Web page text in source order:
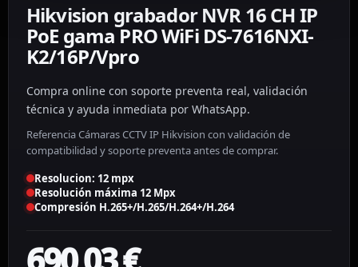
Hikvision grabador NVR 16 CH IP
PoE gama PRO WiFi DS-7616NXI-
K2/16P/Vpro
Compra online con soporte preventa real, validación
técnica y ayuda inmediata por WhatsApp.
Referencia Cámaras CCTV IP Hikvision con validación de
compatibilidad y soporte preventa antes de comprar.
Resolucion: 12 mpx
Resolución máxima 12 Mpx
Compresión H.265+/H.265/H.264+/H.264